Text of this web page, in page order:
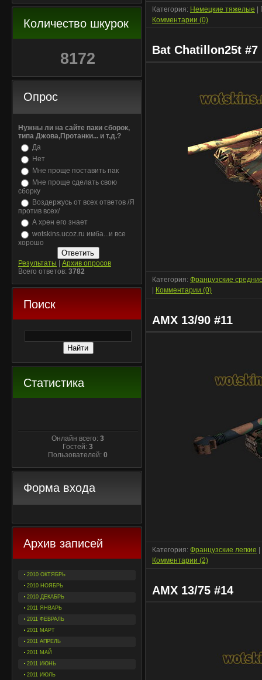
Количество шкурок
8172
Опрос
Нужны ли на сайте паки сборок,
типа Джова,Протанки... и т.д.?
Да
Нет
Мне проще поставить пак
Мне проще сделать свою
сборку
Воздержусь от всех ответов /Я
против всех/
А хрен его знает
wotskins.ucoz.ru имба...и все
хорошо
Результаты
Архив опросов
Всего ответов: 3782
Поиск
Статистика
Онлайн всего:3
Гостей:3
Пользователей:0
Форма входа
Архив записей
2010 ОКТЯБРЬ
2010 НОЯБРЬ
2010 ДЕКАБРЬ
2011 ЯНВАРЬ
2011 ФЕВРАЛЬ
2011 МАРТ
2011 АПРЕЛЬ
2011 МАЙ
2011 ИЮНЬ
2011 ИЮЛЬ
Категория: Немецкие тяжелые
Комментарии (0)
Bat Chatillon25t #7
Категория: Французские
Комментарии (0)
AMX 13/90 #11
Категория: Французские легкие
Комментарии (2)
AMX 13/75 #14